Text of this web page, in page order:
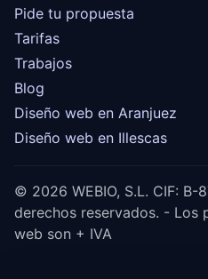
Pide tu propuesta
Tarifas
Trabajos
Blog
Diseño web en Aranjuez
Diseño web en Illescas
© 2026 WEBIO, S.L. CIF:
derechos reservados. - Los
web son + IVA